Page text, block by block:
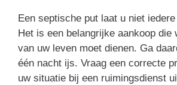
Een septische put laat u niet
Het is een belangrijke aankoop die
van uw leven moet dienen. Ga
één nacht ijs. Vraag een correcte
uw situatie bij een ruimingsdienst